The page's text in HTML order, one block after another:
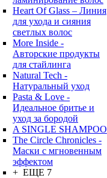
Heart Of Glass – Линия
для ухода и сияния
светлых волос
More Inside -
Авторские продукты
для стайлинга
Natural Tech -
Натуральный уход
Pasta & Love -
Идеальное бритье и
уход за бородой
A SINGLE SHAMPOO
The Circle Chronicles -
Маски с мгновенным
эффектом
+ ЕЩЕ 7